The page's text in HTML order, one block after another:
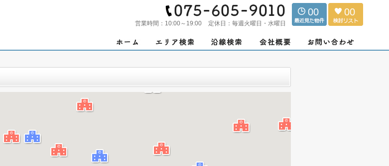
営業時間： 10:00～19:00 定休日： 毎週火曜日・水曜日
00 00